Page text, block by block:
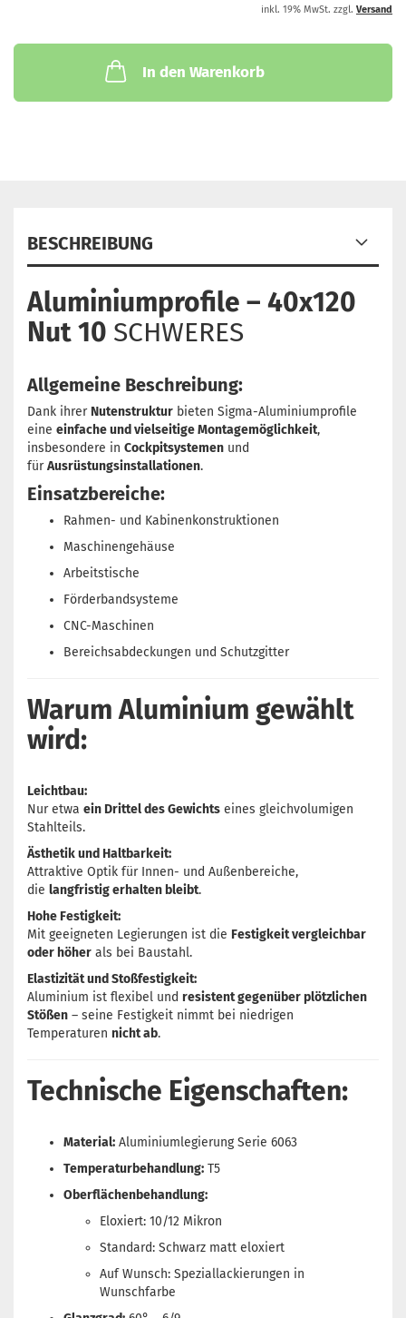
inkl. 19% MwSt. zzgl. Versand
In den Warenkorb
BESCHREIBUNG
Aluminiumprofile – 40x120
Nut 10 SCHWERES
Allgemeine Beschreibung:
Dank ihrer Nutenstruktur bieten Sigma-Aluminiumprofile
eine einfache und vielseitige Montagemöglichkeit,
insbesondere in Cockpitsystemen und
fürAusrüstungsinstallationen.
Einsatzbereiche:
Rahmen- und Kabinenkonstruktionen
Maschinengehäuse
Arbeitstische
Förderbandsysteme
CNC-Maschinen
Bereichsabdeckungen und Schutzgitter
Warum Aluminium gewählt
wird:
Leichtbau:
Nur etwa ein Drittel des Gewichts eines gleichvolumigen
Stahlteils.
Ästhetik und Haltbarkeit:
Attraktive Optik für Innen- und Außenbereiche,
die langfristig erhalten bleibt.
Hohe Festigkeit:
Mit geeigneten Legierungen ist die Festigkeit vergleichbar
oder höher als bei Baustahl.
Elastizität und Stoßfestigkeit:
Aluminium ist flexibel und resistent gegenüber plötzlichen
Stößen – seine Festigkeit nimmt bei niedrigen
Temperaturen nicht ab.
Technische Eigenschaften:
Material: Aluminiumlegierung Serie 6063
Temperaturbehandlung: T5
Oberflächenbehandlung:
Eloxiert: 10/12 Mikron
Standard: Schwarz matt eloxiert
Auf Wunsch: Speziallackierungen in
Wunschfarbe